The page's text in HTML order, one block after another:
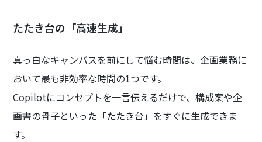
たたき台の「高速生成」
真っ白なキャンバスを前にして悩む時間は、企画業務に
おいて最も非効率な時間の1つです。
Copilotにコンセプトを一言伝えるだけで、構成案や企
画書の骨子といった「たたき台」をすぐに生成できま
す。